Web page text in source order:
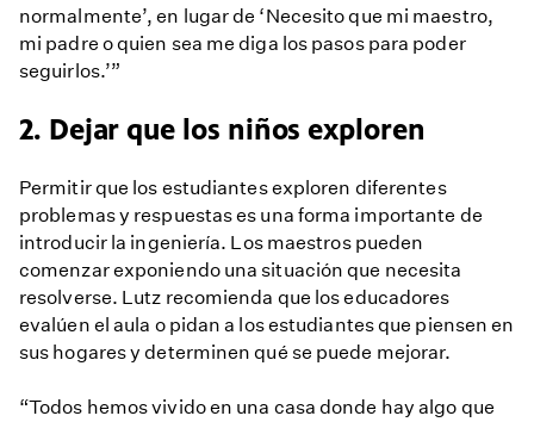
normalmente’, en lugar de ‘Necesito que mi maestro,
mi padre o quien sea me diga los pasos para poder
seguirlos.’”
2. Dejar que los niños exploren
Permitir que los estudiantes exploren diferentes
problemas y respuestas es una forma importante de
introducir la ingeniería. Los maestros pueden
comenzar exponiendo una situación que necesita
resolverse. Lutz recomienda que los educadores
evalúen el aula o pidan a los estudiantes que piensen en
sus hogares y determinen qué se puede mejorar.
“Todos hemos vivido en una casa donde hay algo que